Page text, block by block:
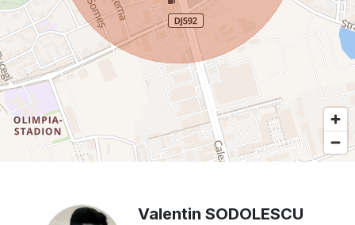
Valentin SODOLESCU